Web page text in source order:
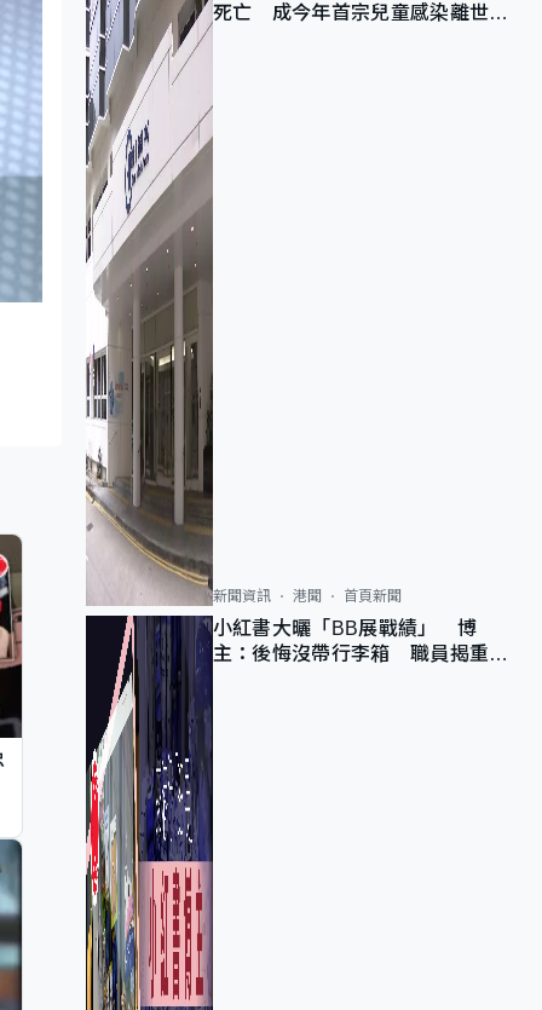
死亡 成今年首宗兒童感染離世個
新聞資訊 港聞 首頁新聞
小紅書大曬「BB展戰績」 博
主：後悔沒帶行李箱 職員揭重複